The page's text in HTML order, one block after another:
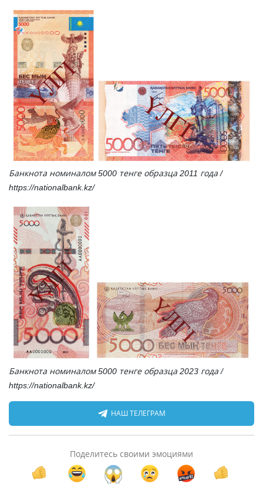
Банкнота номиналом 5000 тенге образца 2011 года /
https://nationalbank.kz/
Банкнота номиналом 5000 тенге образца 2023 года /
https://nationalbank.kz/
НАШ ТЕЛЕГРАМ
Поделитесь своими эмоциями